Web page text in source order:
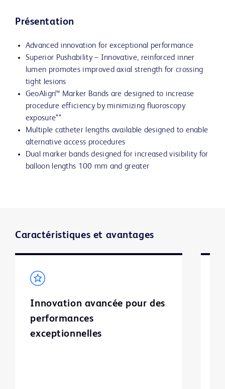
Présentation
Advanced innovation for exceptional performance
Superior Pushability – Innovative, reinforced inner
lumen promotes improved axial strength for crossing
tight lesions
GeoAlign™ Marker Bands are designed to increase
procedure efficiency by minimizing fluoroscopy
exposure**
Multiple catheter lengths available designed to enable
alternative access procedures
Dual marker bands designed for increased visibility for
balloon lengths 100 mm and greater
Caractéristiques et avantages
Innovation avancée pour des
performances
exceptionnelles